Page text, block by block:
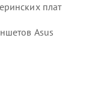
плат
Asus